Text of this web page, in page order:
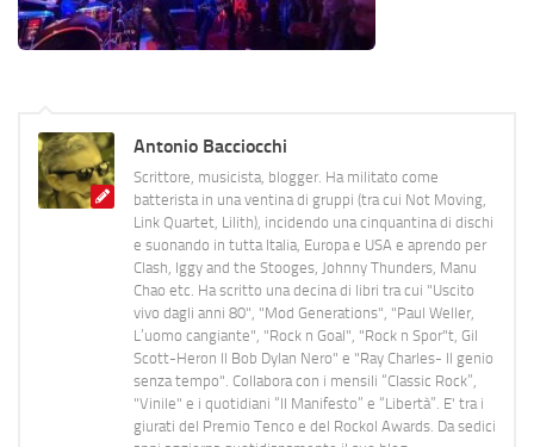
Antonio Bacciocchi
Scrittore, musicista, blogger. Ha militato come
batterista in una ventina di gruppi (tra cui Not Moving,
Link Quartet, Lilith), incidendo una cinquantina di dischi
e suonando in tutta Italia, Europa e USA e aprendo per
Clash, Iggy and the Stooges, Johnny Thunders, Manu
Chao etc. Ha scritto una decina di libri tra cui "Uscito
vivo dagli anni 80", "Mod Generations", "Paul Weller,
L’uomo cangiante", "Rock n Goal", "Rock n Spor"t, Gil
Scott-Heron Il Bob Dylan Nero" e "Ray Charles- Il genio
senza tempo". Collabora con i mensili “Classic Rock”,
"Vinile" e i quotidiani “Il Manifesto” e “Libertà”. E' tra i
giurati del Premio Tenco e del Rockol Awards. Da sedici